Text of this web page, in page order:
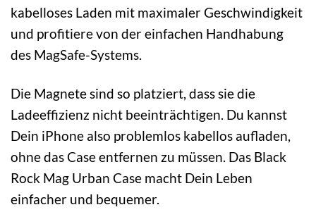
kabelloses Laden mit maximaler Geschwindigkeit
und profitiere von der einfachen Handhabung
des MagSafe-Systems.
Die Magnete sind so platziert, dass sie die
Ladeeffizienz nicht beeinträchtigen. Du kannst
Dein iPhone also problemlos kabellos aufladen,
ohne das Case entfernen zu müssen. Das Black
Rock Mag Urban Case macht Dein Leben
einfacher und bequemer.